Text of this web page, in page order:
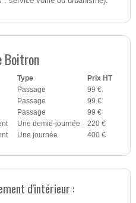
Boitron
Type
Prix HT
Passage
99 €
Passage
99 €
Passage
99 €
Une demie-journée
220 €
Une journée 400 €
d'intérieur :